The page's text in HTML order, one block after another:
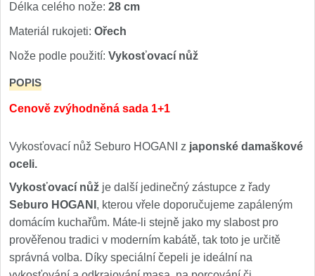
Délka celého nože: 28 cm
Materiál rukojeti: Ořech
Nože podle použití: Vykosťovací nůž
POPIS
Cenově zvýhodněná sada 1+1
Vykosťovací nůž Seburo HOGANI z japonské damaškové
oceli.
Vykosťovací nůž je další jedinečný zástupce z řady
Seburo HOGANI , kterou vřele doporučujeme zapáleným
domácím kuchařům. Máte-li stejně jako my slabost pro
prověřenou tradici v moderním kabátě, tak toto je určitě
správná volba. Díky speciální čepeli je ideální na